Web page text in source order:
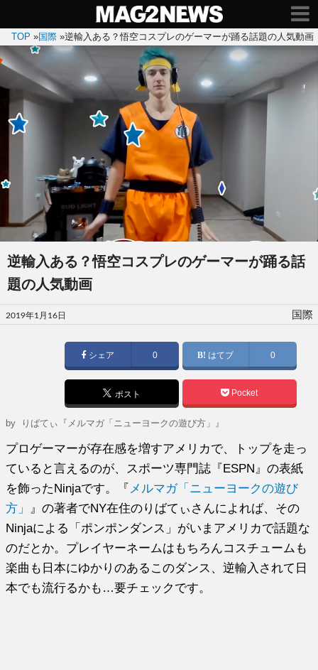
TOP »国際 »逆輸入ある？悟空コスプレのゲーマーが踊る話題の人気動画
逆輸入ある？悟空コスプレのゲーマーが踊る話
題の人気動画
投
稿
2019年1月16日 国際
シェア 0 はてブ 0
ポスト Pocket
by りばてぃ『メルマガ「ニューヨークの遊び方」』
プロゲーマーが存在感を増すアメリカで、トップを走っ
ていると言えるのが、スポーツ専門誌『ESPN』の表紙
を飾ったNinjaです。『 メルマガ「ニューヨークの遊び
方」
』の著者でNY在住のりばてぃさんによれば、その
Ninjaによる「ポンポンダンス」がいまアメリカで話題な
のだとか。プレイヤーネームはもちろんコスチュームも
楽曲も日本にゆかりのあるこのダンス、逆輸入されて日
本でも流行るかも…要チェックです。